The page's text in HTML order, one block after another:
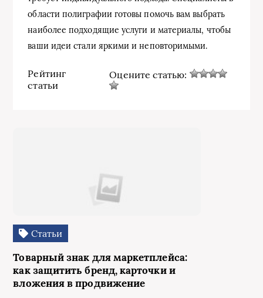
области полиграфии готовы помочь вам выбрать
наиболее подходящие услуги и материалы, чтобы
ваши идеи стали яркими и неповторимыми.
Рейтинг
статьи
Оцените статью:
Статьи
Товарный знак для маркетплейса:
как защитить бренд, карточки и
вложения в продвижение